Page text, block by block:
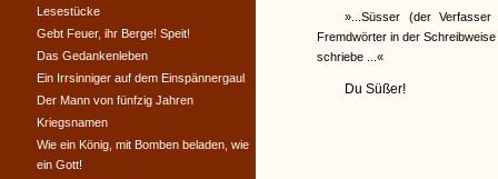
»...Süsser (der
Fremdwörter in der Schreibweise
schriebe ...«
Du Süßer!
Lesestücke
Gebt Feuer, ihr Berge! Speit!
Das Gedankenleben
Ein Irrsinniger auf dem Einspännergaul
Der Mann von fünfzig Jahren
Kriegsnamen
Wie ein König, mit Bomben beladen, wie
ein Gott!